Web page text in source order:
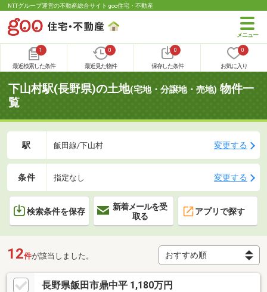
NTTグループ運営の不動産総合サイト goo住宅・不動産
1
最近検索した条件
0
最近見た物件
0
保存した条件
0
お気に入り
下山村駅(長野県)の土地(宅地・分譲地・売地) 物件一
覧
駅 飯田線/下山村 変更する
条件 指定なし 変更する
検索条件を保存
新着メールを受
取る
アプリで探す
12件が該当しました。
長野県飯田市鼎中平 1,180万円